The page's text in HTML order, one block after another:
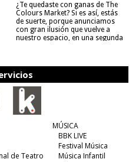
¿Te quedaste con ganas de The
Colours Market? Si es así, estás
de suerte, porque anunciamos
con gran ilusión que vuelve a
nuestro espacio, en una segunda
de Teatro
MÚSICA
BBK LIVE
Festival Música
Música Infantil